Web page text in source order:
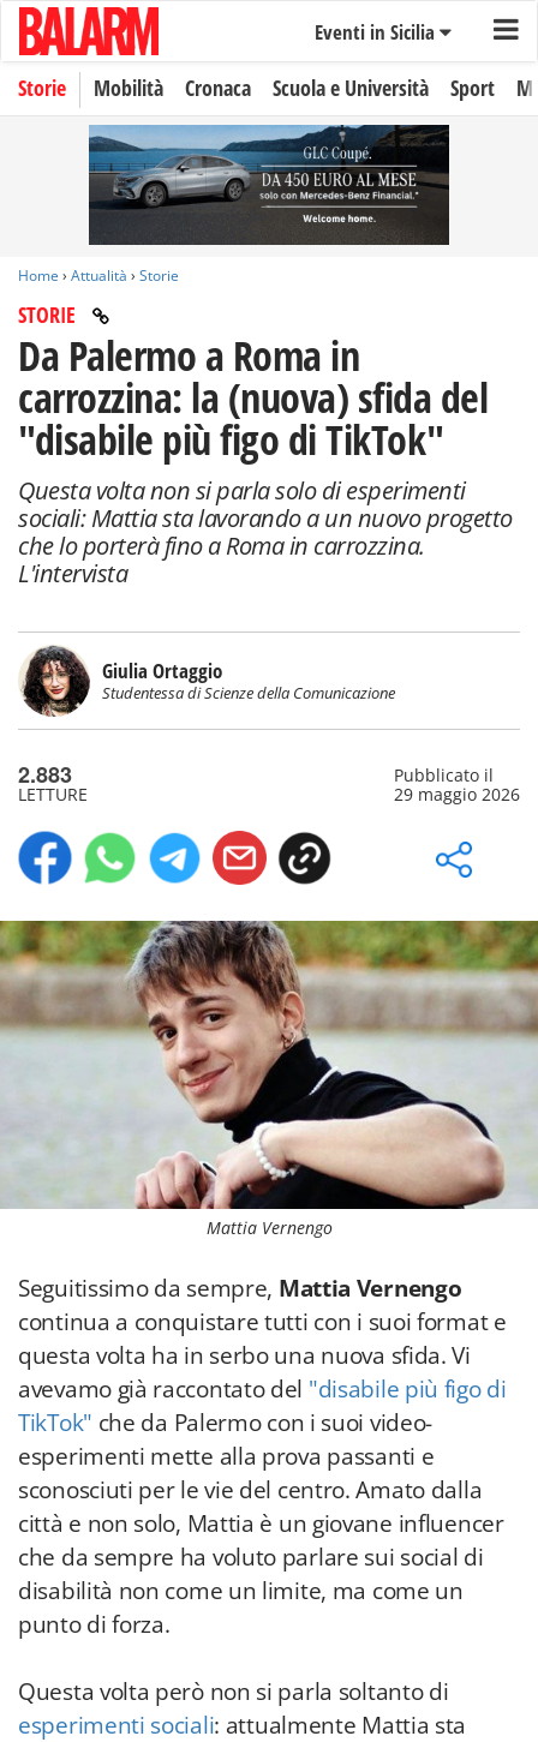
Eventi in Sicilia
Storie Mobilità Cronaca Scuola e Università Sport
Home › Attualità › Storie
STORIE
Da Palermo a Roma in
carrozzina: la (nuova) sfida del
"disabile più figo di TikTok"
Questa volta non si parla solo di esperimenti
sociali: Mattia sta lavorando a un nuovo progetto
che lo porterà fino a Roma in carrozzina.
L'intervista
Giulia Ortaggio
Studentessa di Scienze della Comunicazione
2.883
LETTURE
Pubblicato il
29 maggio 2026
Mattia Vernengo
Seguitissimo da sempre, Mattia Vernengo
continua a conquistare tutti con i suoi format e
questa volta ha in serbo una nuova sfida. Vi
avevamo già raccontato del "disabile più figo di
TikTok" che da Palermo con i suoi video-
esperimenti mette alla prova passanti e
sconosciuti per le vie del centro. Amato dalla
città e non solo, Mattia è un giovane influencer
che da sempre ha voluto parlare sui social di
disabilità non come un limite, ma come un
punto di forza.
Questa volta però non si parla soltanto di
esperimenti sociali: attualmente Mattia sta